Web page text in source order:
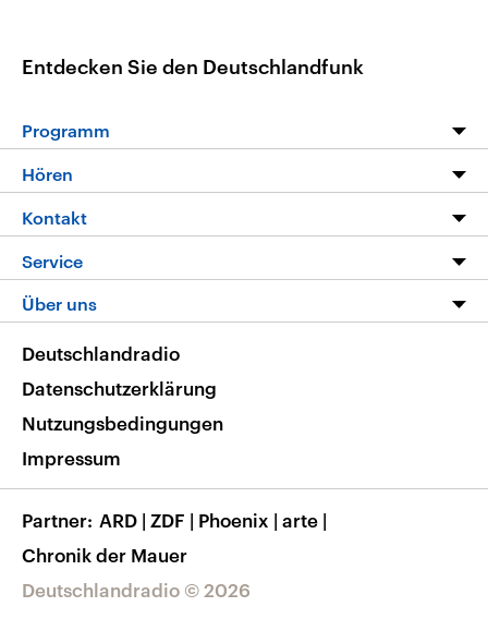
Entdecken Sie den Deutschlandfunk
Programm
Die Nachrichten
Nachrichtenleicht
Neue Beiträge auf dlf.de
Hören
Livestream
Podcasts
Deutschlandfunk App
Nachrichten App
Frequenzen
Kontakt
Service
FAQ
Veranstaltungen
Musikliste
RSS
Über uns
Barrierefreiheit
Deutschlandradio © 2026
Deutschlandradio
Datenschutzerklärung
Nutzungsbedingungen
Impressum
Partner ARD | ZDF | Phoenix | arte |
Chronik der Mauer